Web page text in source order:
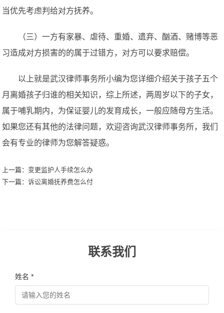
当优先考虑判给对方抚养。
（三）一方有家暴、虐待、重婚、遗弃、酗酒、赌博等恶
习造成对方损害的的属于过错方，对方可以要求赔偿。
以上就是武汉律师事务所小编为您详细介绍关于孩子五个
月离婚孩子归谁的相关知识，综上所述，两周岁以下的子女，
属于哺乳期内，为保证婴儿的发育成长，一般应随母方生活。
如果您还有其他的法律问题，欢迎咨询武汉律师事务所，我们
会有专业的律师为您解答疑惑。
上一篇： 变更监护人手续怎么办
下一篇：诉讼离婚抚养费怎么付
联系我们
姓名 *